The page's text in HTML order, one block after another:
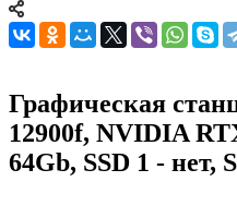
Графическая
12900f, NVIDIA
64Gb, SSD 1 - нет,